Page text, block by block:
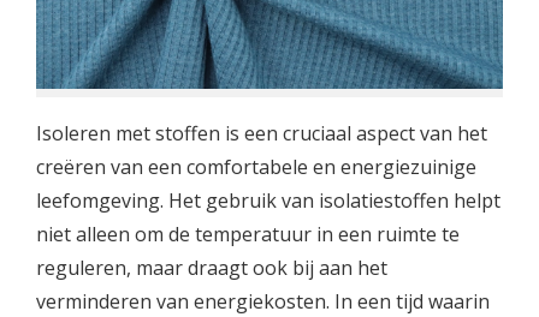
Isoleren met stoffen is een cruciaal aspect van het
creëren van een comfortabele en energiezuinige
leefomgeving. Het gebruik van isolatiestoffen helpt
niet alleen om de temperatuur in een ruimte te
reguleren, maar draagt ook bij aan het
verminderen van energiekosten. In een tijd waarin